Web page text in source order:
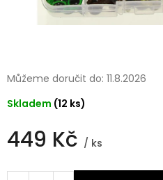
449 Kč / ks
cena:
Skladem (12 ks)
Můžeme doručit do: 11.8.2026